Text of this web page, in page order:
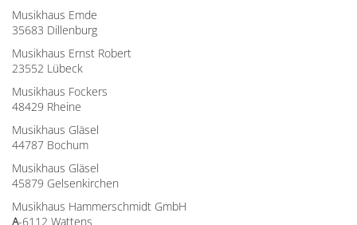
Musikhaus Emde
35683 Dillenburg
Musikhaus Ernst Robert
23552 Lübeck
Musikhaus Fockers
48429 Rheine
Musikhaus Gläsel
44787 Bochum
Musikhaus Gläsel
45879 Gelsenkirchen
Musikhaus Hammerschmidt GmbH
A-6112 Wattens